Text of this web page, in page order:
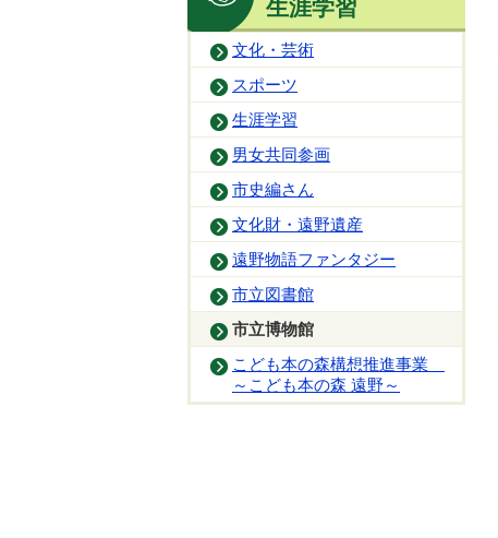
生涯学習
文化・芸術
スポーツ
生涯学習
男女共同参画
市史編さん
文化財・遠野遺産
遠野物語ファンタジー
市立図書館
市立博物館
こども本の森構想推進事業
～こども本の森 遠野～